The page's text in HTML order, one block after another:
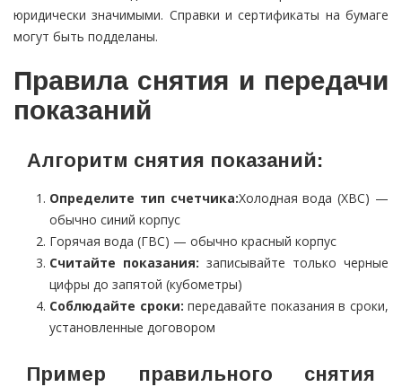
юридически значимыми. Справки и сертификаты на бумаге
могут быть подделаны.
Правила снятия и передачи
показаний
Алгоритм снятия показаний:
Определите тип счетчика:Холодная вода (ХВС) —
обычно синий корпус
Горячая вода (ГВС) — обычно красный корпус
Считайте показания: записывайте только черные
цифры до запятой (кубометры)
Соблюдайте сроки: передавайте показания в сроки,
установленные договором
Пример правильного снятия